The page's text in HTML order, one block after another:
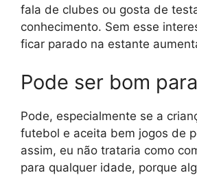
fala de clubes ou gosta de
conhecimento. Sem esse
ficar parado na estante
Pode ser bom
Pode, especialmente se a
futebol e aceita bem jogos de
assim, eu não trataria como
para qualquer idade, porque